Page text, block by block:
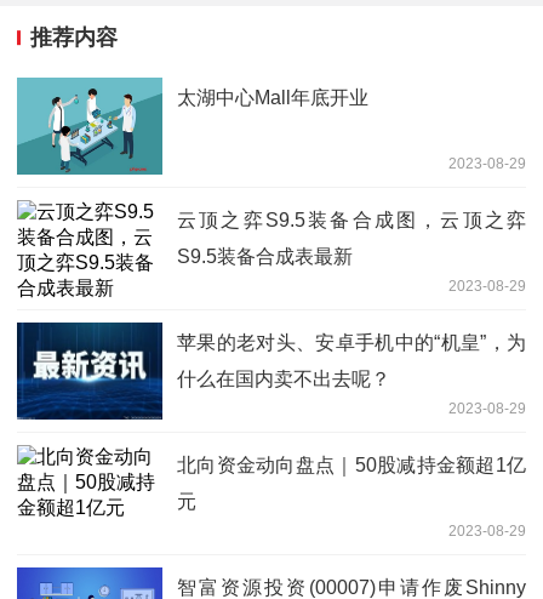
推荐内容
太湖中心Mall年底开业
2023-08-29
云顶之弈S9.5装备合成图，云顶之弈
S9.5装备合成表最新
2023-08-29
苹果的老对头、安卓手机中的“机皇”，为
什么在国内卖不出去呢？
2023-08-29
北向资金动向盘点｜50股减持金额超1亿
元
2023-08-29
智富资源投资(00007)申请作废Shinny